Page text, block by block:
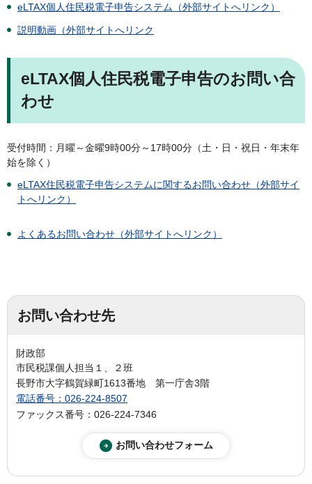
eLTAX個人住民税電子申告システム（外部サイトへリンク）
説明動画（外部サイトへリンク
eLTAX個人住民税電子申告のお問い合
わせ
受付時間：月曜～金曜9時00分～17時00分（土・日・祝日・年末年
始を除く）
eLTAX住民税電子申告システムに関するお問い合わせ（外部サイ
トへリンク）
よくあるお問い合わせ （外部サイトへリンク）
お問い合わせ先
財政部
市民税課個人担当１、２班
長野市大字鶴賀緑町1613番地 第一庁舎3階
電話番号：026-224-8507
ファックス番号：026-224-7346